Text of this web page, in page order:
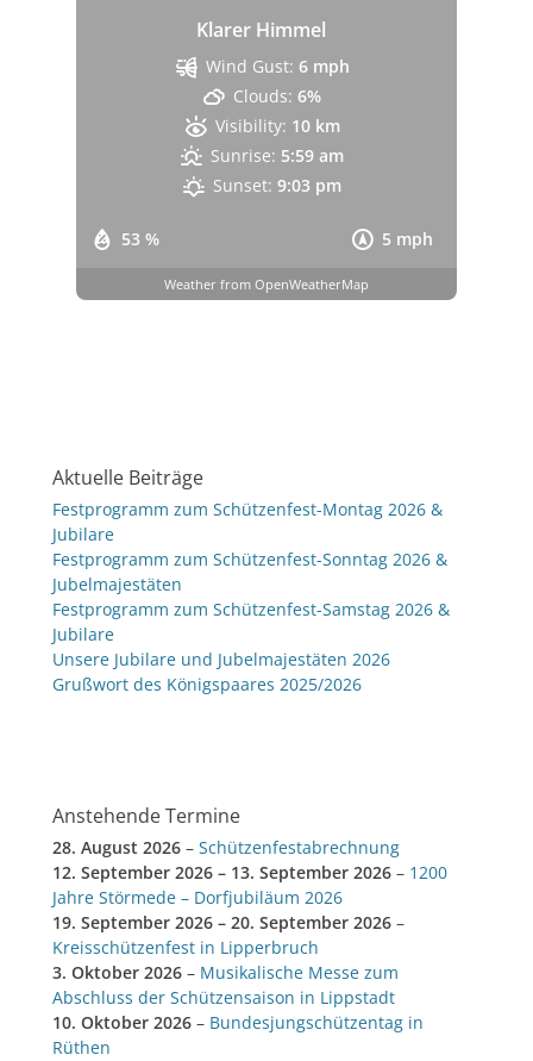
Klarer Himmel
53 % 5 mph
Wind Gust: 6 mph
Clouds: 6%
Visibility: 10 km
Sunrise: 5:59 am
Sunset: 9:03 pm
Weather from OpenWeatherMap
Aktuelle Beiträge
Festprogramm zum Schützenfest-Montag 2026 &
Jubilare
Festprogramm zum Schützenfest-Sonntag 2026 &
Jubelmajestäten
Festprogramm zum Schützenfest-Samstag 2026 &
Jubilare
Unsere Jubilare und Jubelmajestäten 2026
Grußwort des Königspaares 2025/2026
Anstehende Termine
28. August 2026 – Schützenfestabrechnung
12. September 2026 – 13. September 2026 – 1200
Jahre Störmede – Dorfjubiläum 2026
19. September 2026 – 20. September 2026 –
Kreisschützenfest in Lipperbruch
3. Oktober 2026 – Musikalische Messe zum
Abschluss der Schützensaison in Lippstadt
10. Oktober 2026 – Bundesjungschützentag in
Rüthen